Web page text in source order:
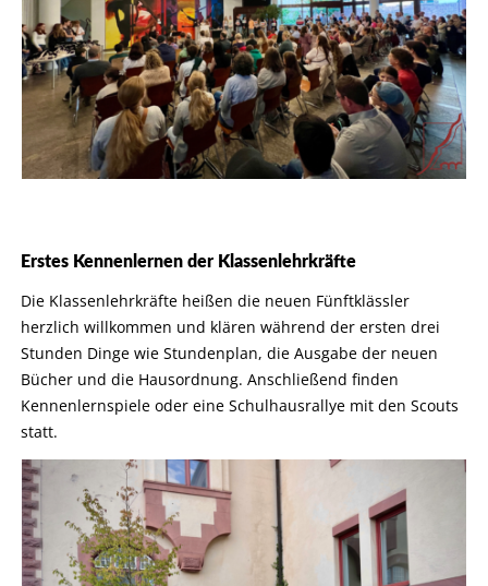
Erstes Kennenlernen der Klassenlehrkräfte
Die Klassenlehrkräfte heißen die neuen Fünftklässler
herzlich willkommen und klären während der ersten drei
Stunden Dinge wie Stundenplan, die Ausgabe der neuen
Bücher und die Hausordnung. Anschließend finden
Kennenlernspiele oder eine Schulhausrallye mit den Scouts
statt.